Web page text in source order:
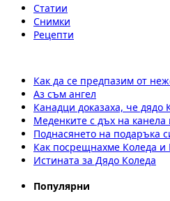
Статии
Снимки
Рецепти
Как да се предпазим от
Аз съм ангел
Канадци доказаха, че дядо
Меденките с дъх на канела
Поднасянето на подаръка
Как посрещнахме Коледа и
Истината за Дядо Коледа
Популярни